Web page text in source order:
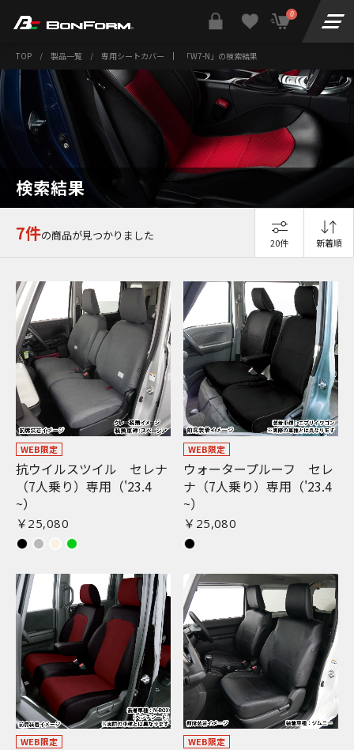
0
TOP / 製品一覧 / 専用シートカバー | 「W7-N」の検索結果
検索結果
7件の商品が見つかりました
20件 新着順
WEB限定
抗ウイルスツイル セレナ
（7人乗り）専用（'23.4
~）
￥25,080
WEB限定
ウォータープルーフ セレ
ナ（7人乗り）専用（'23.4
~）
￥25,080
WEB限定 WEB限定